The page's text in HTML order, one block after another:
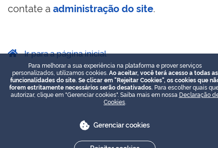
contate a administração do site.
Ir para a página inicial
Para melhorar a sua experiência na plataforma e prover serviços
personalizados, utilizamos cookies. Ao aceitar, você terá acesso a todas as
funcionalidades do site. Se clicar em "Rejeitar Cookies", os cookies que
forem estritamente necessários serão desativados. Para escolher quais
autorizar, clique em "Gerenciar cookies". Saiba mais em nossa Declaração
Cookies
Gerenciar cookies